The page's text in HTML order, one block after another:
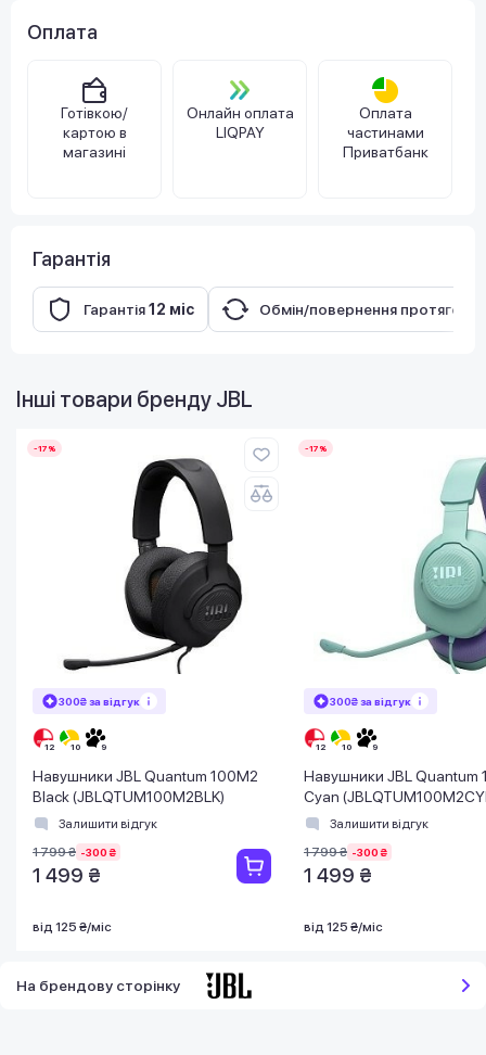
Оплата
Готівкою/
картою в
магазині
Онлайн оплата
LIQPAY
Оплата
частинами
Приватбанк
Гарантія
Гарантія12 міс Обмін/повернення протягом
Інші товари бренду JBL
-17%
300₴ за відгук
Навушники JBL Quantum 100M2
Black (JBLQTUM100M2BLK)
Залишити відгук
1 799 ₴ -300 ₴
1 499 ₴
від 125 ₴/міс
-17%
300₴ за відгук
Навушники JBL Quantum
Cyan
Залишити відгук
1 799 ₴ -300 ₴
1 499 ₴
від 125 ₴/міс
На брендову сторінку